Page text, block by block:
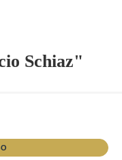
Schiaz"